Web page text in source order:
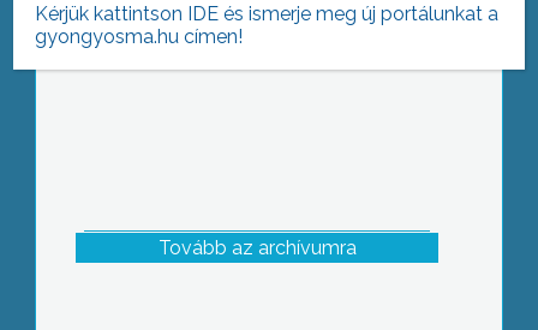
Tovább az archívumra
Kérjük kattintson IDE és ismerje meg új portálunkat a
gyongyosma.hu címen!